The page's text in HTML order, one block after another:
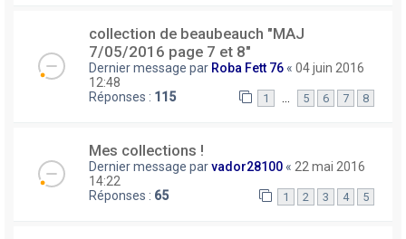
collection de beaubeauch "MAJ
7/05/2016 page 7 et 8"
Dernier message par Roba Fett 76 « 04 juin 2016
12:48
Réponses : 115 1 … 5 6 7 8
Mes collections !
Dernier message parvador28100 « 22 mai 2016
14:22
Réponses : 65 1 2 3 4 5